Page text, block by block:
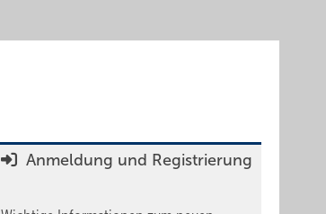
Anmeldung und Registrierung